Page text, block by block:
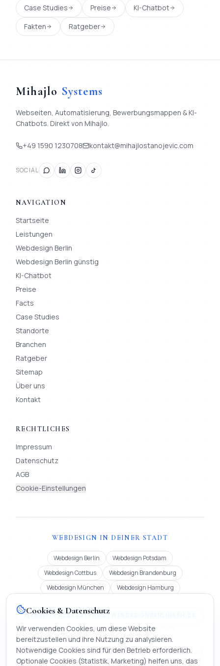
Case Studies
Preise
KI-Chatbot
Fakten
Ratgeber
Mihajlo Systems
Webseiten, Automatisierung, Bewerbungsmappen & KI-
Chatbots. Direkt von Mihajlo.
+49 1590 1230708 kontakt@mihajlostanojevic.com
SOCIAL
NAVIGATION
Startseite
Leistungen
Webdesign Berlin
Webdesign Berlin günstig
KI-Chatbot
Preise
Facts
Case Studies
Standorte
Branchen
Ratgeber
Sitemap
Über uns
Kontakt
RECHTLICHES
Impressum
Datenschutz
AGB
Cookie-Einstellungen
WEBDESIGN IN DEINER STADT
Webdesign Berlin
Webdesign Potsdam
Webdesign Cottbus
Webdesign Brandenburg
Webdesign München
Webdesign Hamburg
WEBSEITE ALS FESTPREIS | WEBDESIGNBERLIN48H.DE
Festpreis ab 900 € oder Miete ab 99 €/Monat (12 Mon.). Bundles
MOMENTUM 2.850 €, IMPERIUM 4.990 €. Lieferung in 48 h.
Auch tätig in Köln, Frankfurt, Stuttgart, Düsseldorf, Leipzig, Dortmund,
Bremen, Dresden, Hannover und Nürnberg | Webseite erstellen lassen,
Cookies & Datenschutz
Wir verwenden Cookies, um diese Website
bereitzustellen und ihre Nutzung zu analysieren.
Notwendige Cookies sind für den Betrieb erforderlich.
Optionale Cookies (Statistik, Marketing) helfen uns, das